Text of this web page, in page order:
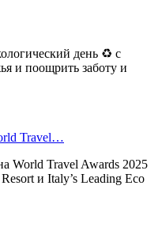
день ♻ с
и поощрить заботу и
Travel…
World Travel Awards 2025
и Italy’s Leading Eco